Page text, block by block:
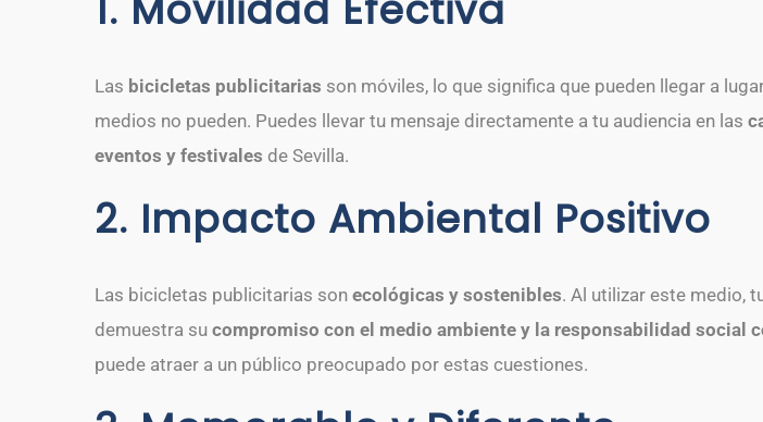
Las bicicletas publicitarias son móviles, lo que significa que pueden llegar a
medios no pueden. Puedes llevar tu mensaje directamente a tu audiencia en las
eventos y festivales de Sevilla.
2. Impacto Ambiental Positivo
Las bicicletas publicitarias son ecológicas y sostenibles. Al utilizar este medio,
demuestra su compromiso con el medio ambiente y la responsabilidad social
puede atraer a un público preocupado por estas cuestiones.